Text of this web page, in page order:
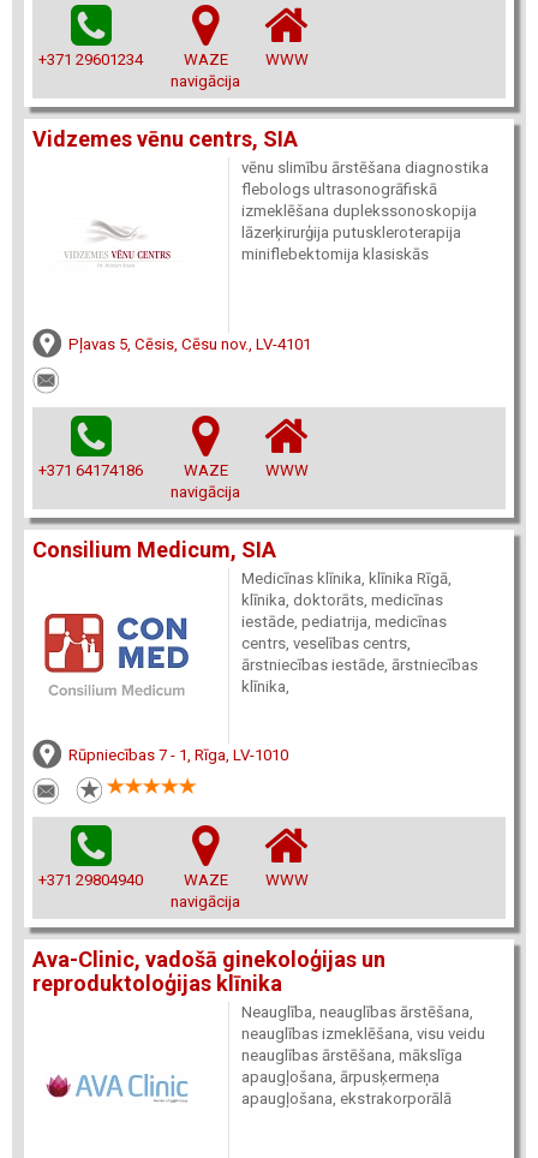
+371 29601234
WAZE
navigācija
WWW
Vidzemes vēnu centrs, SIA
vēnu slimību ārstēšana diagnostika
flebologs ultrasonogrāfiskā
izmeklēšana duplekssonoskopija
lāzerķirurģija putuskleroterapija
miniflebektomija klasiskās
Pļavas 5, Cēsis, Cēsu nov., LV-4101
+371 64174186
WAZE
navigācija
WWW
Consilium Medicum, SIA
Medicīnas klīnika, klīnika Rīgā,
klīnika, doktorāts, medicīnas
iestāde, pediatrija, medicīnas
centrs, veselības centrs,
ārstniecības iestāde, ārstniecības
klīnika,
Rūpniecības 7 - 1, Rīga, LV-1010
+371 29804940
WAZE
navigācija
WWW
Ava-Clinic, vadošā ginekoloģijas un
reproduktoloģijas klīnika
Neauglība, neauglības ārstēšana,
neauglības izmeklēšana, visu veidu
neauglības ārstēšana, mākslīga
apaugļošana, ārpusķermeņa
apaugļošana, ekstrakorporālā